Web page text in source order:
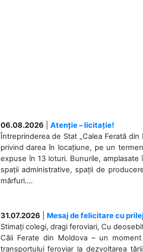
06.08.2026
Atenție – licitație!
Întreprinderea de Stat „Calea Ferată
privind darea în locațiune, pe un
expuse în 13 loturi. Bunurile,
spații administrative, spații de
mărfuri....
31.07.2026
Mesaj de felicitare cu
Stimați colegi, dragi feroviari, Cu
Căii Ferate din Moldova – un
transportului feroviar la dezvoltarea